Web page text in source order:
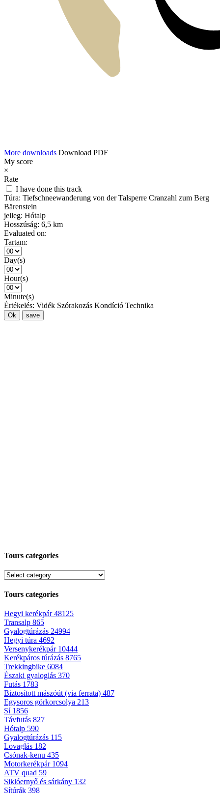
More downloads Download PDF
My score
×
Rate
I have done this track
Túra: Tiefschneewanderung von der Talsperre Cranzahl zum Berg
Bärenstein
jelleg: Hótalp
Hosszúság: 6,5 km
Evaluated on:
Tartam:
Day(s)
Hour(s)
Minute(s)
Értékelés: Vidék Szórakozás Kondíció Technika
Ok save
Tours categories
Tours categories
Hegyi kerékpár48125
Transalp 865
Gyalogtúrázás 24994
Hegyi túra 4692
Versenykerékpár 10444
Kerékpáros túrázás 8765
Trekkingbike 6084
Északi gyaloglás 370
Futás 1783
Biztosított mászóút (via ferrata) 487
Egysoros görkorcsolya 213
Sí 1856
Távfutás 827
Hótalp 590
Gyalogtúrázás 115
Lovaglás 182
Csónak-kenu 435
Motorkerékpár 1094
ATV quad 59
Siklóernyő és sárkány 132
Sítúrák 398